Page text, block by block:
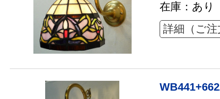
在庫：あり
詳細（ご